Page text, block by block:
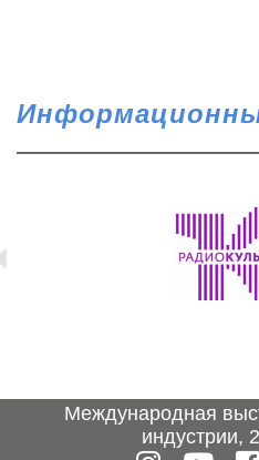
Международная
индустрии,